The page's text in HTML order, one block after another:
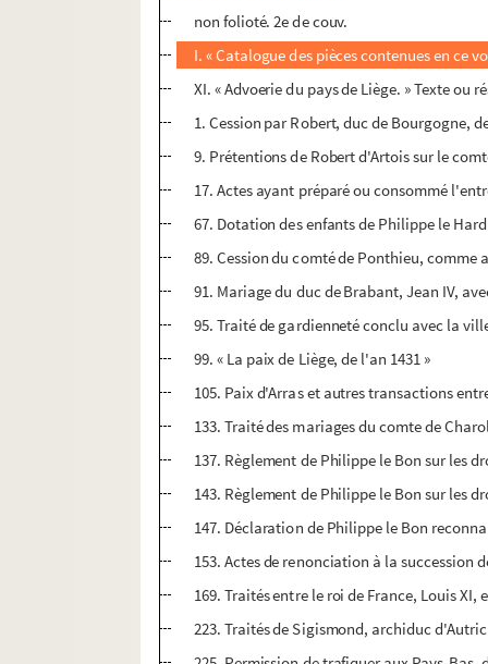
non folioté. 2e de couv.
I. « Catalogue des pièces contenues en ce
XI. « Advoerie du pays de Liège. » Texte
1. Cession par Robert, duc de Bourgogne,
9. Prétentions de Robert d'Artois sur le
17. Actes ayant préparé ou consommé
67. Dotation des enfants de Philippe le
89. Cession du comté de Ponthieu, comme
91. Mariage du duc de Brabant, Jean IV,
95. Traité de gardienneté conclu avec la
99. « La paix de Liège, de l'an 1431 »
105. Paix d'Arras et autres transactions
133. Traité des mariages du comte de
137. Règlement de Philippe le Bon sur les
143. Règlement de Philippe le Bon sur les
147. Déclaration de Philippe le Bon
153. Actes de renonciation à la succession
169. Traités entre le roi de France, Louis
223. Traités de Sigismond, archiduc